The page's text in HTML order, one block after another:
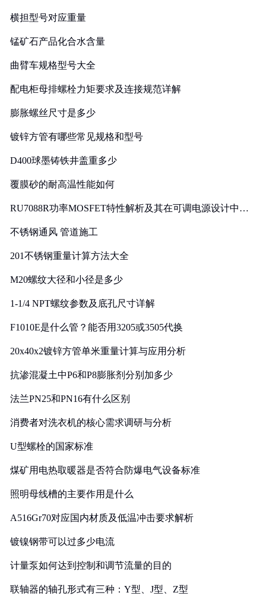
横担型号对应重量
锰矿石产品化合水含量
曲臂车规格型号大全
配电柜母排螺栓力矩要求及连接规范详解
膨胀螺丝尺寸是多少
镀锌方管有哪些常见规格和型号
D400球墨铸铁井盖重多少
覆膜砂的耐高温性能如何
RU7088R功率MOSFET特性解析及其在可调电源设计中的
不锈钢通风 管道施工
201不锈钢重量计算方法大全
M20螺纹大径和小径是多少
1-1/4 NPT螺纹参数及底孔尺寸详解
F1010E是什么管？能否用3205或3505代换
20x40x2镀锌方管单米重量计算与应用分析
抗渗混凝土中P6和P8膨胀剂分别加多少
法兰PN25和PN16有什么区别
消费者对洗衣机的核心需求调研与分析
U型螺栓的国家标准
煤矿用电热取暖器是否符合防爆电气设备标准
照明母线槽的主要作用是什么
A516Gr70对应国内材质及低温冲击要求解析
镀镍钢带可以过多少电流
计量泵如何达到控制和调节流量的目的
联轴器的轴孔形式有三种：Y型、J型、Z型